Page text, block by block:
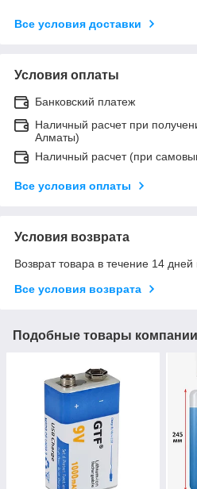
Все условия доставки
Условия оплаты
Банковский платеж
Наличный расчет при
Алматы)
Наличный расчет (при
Все условия оплаты
Условия возврата
Возврат товара в течение 14 дней
Все условия возврата
Подобные товары компании